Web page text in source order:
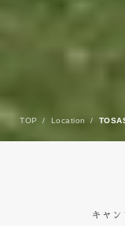
TOP Location
キャ